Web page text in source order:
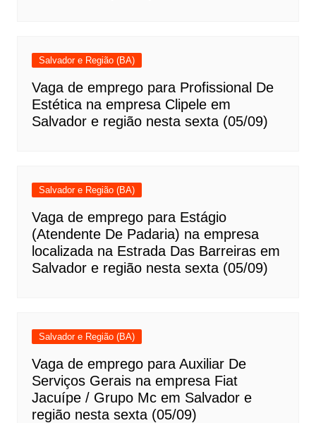
Salvador e Região (BA)
Vaga de emprego para Profissional De
Estética na empresa Clipele em
Salvador e região nesta sexta (05/09)
Salvador e Região (BA)
Vaga de emprego para Estágio
(Atendente De Padaria) na empresa
localizada na Estrada Das Barreiras em
Salvador e região nesta sexta (05/09)
Salvador e Região (BA)
Vaga de emprego para Auxiliar De
Serviços Gerais na empresa Fiat
Jacuípe / Grupo Mc em Salvador e
região nesta sexta (05/09)